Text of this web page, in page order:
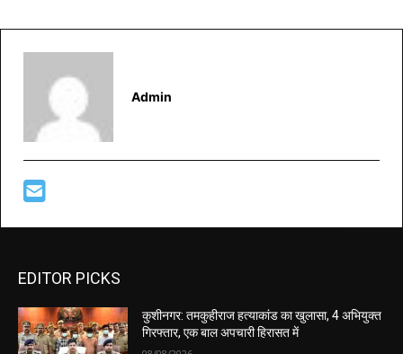
Admin
EDITOR PICKS
कुशीनगर: तमकुहीराज हत्याकांड का खुलासा, 4 अभियुक्त
गिरफ्तार, एक बाल अपचारी हिरासत में